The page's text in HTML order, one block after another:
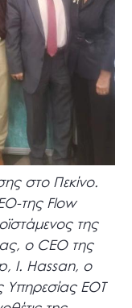
στο Πεκίνο.
της Flow
της
ο CEO της
I. Hassan, ο
Υπηρεσίας ΕΟΤ